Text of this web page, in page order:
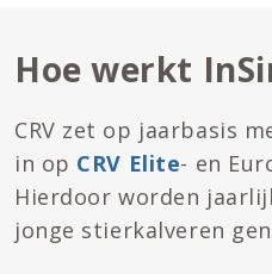
Hoe werkt
CRV zet op jaarbasis
in op CRV Elite- en
Hierdoor worden
jonge stierkalveren